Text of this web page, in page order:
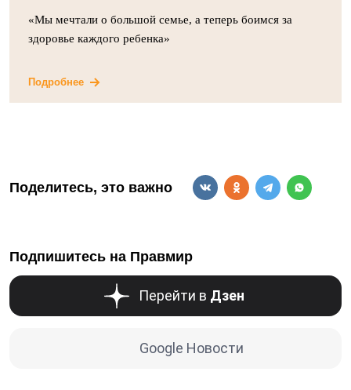
«Мы мечтали о большой семье, а теперь боимся за
здоровье каждого ребенка»
Подробнее
Поделитесь, это важно
Подпишитесь на Правмир
Перейти в Дзен
Google Новости